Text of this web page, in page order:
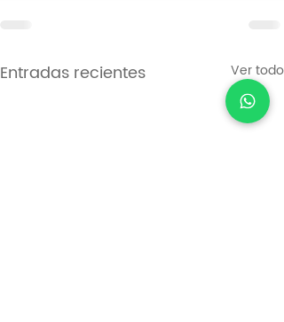
Entradas recientes Ver todo